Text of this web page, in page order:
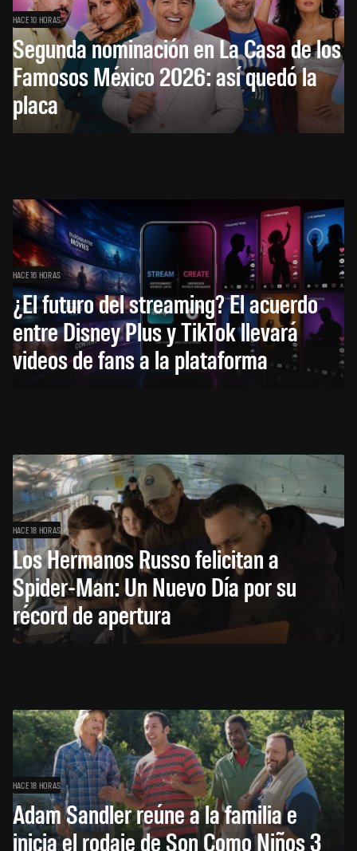
HACE 10 HORAS
Segunda nominación en La Casa de los
Famosos México 2026: así quedó la
placa
HACE 16 HORAS
¿El futuro del streaming? El acuerdo
entre Disney Plus y TikTok llevará
videos de fans a la plataforma
HACE 18 HORAS
Los Hermanos Russo felicitan a
Spider-Man: Un Nuevo Día por su
récord de apertura
HACE 18 HORAS
Adam Sandler reúne a la familia e
inicia el rodaje de Son Como Niños 3